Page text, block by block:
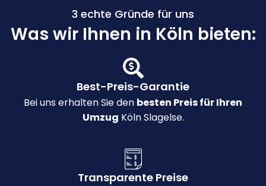
3 echte Gründe für uns
Was wir Ihnen in Köln bieten:
Best-Preis-Garantie
Bei uns erhalten Sie den besten Preis für Ihren
Umzug Köln Slagelse.
Transparente Preise